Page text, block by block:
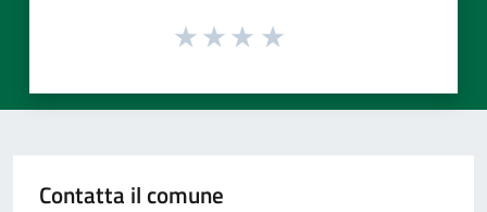
Contatta il comune